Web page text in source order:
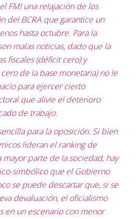
FMI una relajación de los
del BCRA que garantice un
hasta octubre. Para la
malas noticias, dado que la
fiscales (déficit cero) y
de la base monetaria) no le
para ejercer cierto
que alivie el deterioro
de trabajo.
para la oposición. Si bien
lideran el ranking de
parte de la sociedad, hay
simbólico que el Gobierno
se puede descartar que, si se
devaluación, el oficialismo
en un escenario con menor